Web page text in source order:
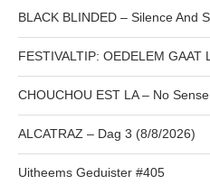
BLACK BLINDED – Silence And
FESTIVALTIP: OEDELEM GAAT
CHOUCHOU EST LA – No Sense
ALCATRAZ – Dag 3 (8/8/2026)
Uitheems Geduister #405